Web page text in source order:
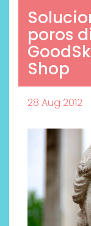
poros
Shop
28 Aug 2012